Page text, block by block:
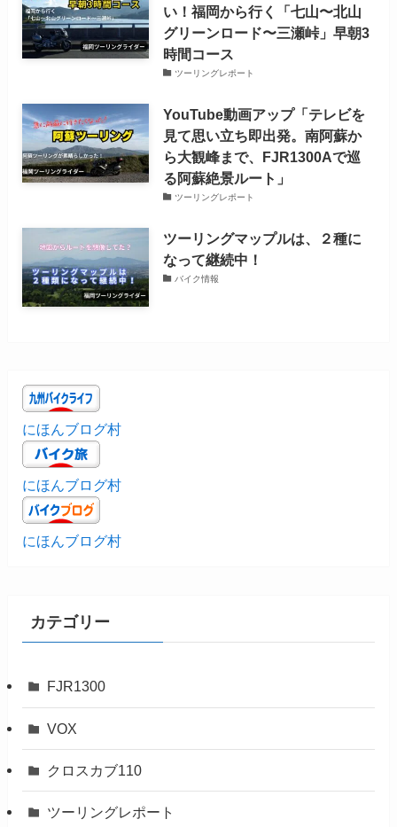
い！福岡から行く「七山〜北山
グリーンロード〜三瀬峠」早朝3
時間コース
ツーリングレポート
YouTube動画アップ「テレビを
見て思い立ち即出発。南阿蘇か
ら大観峰まで、FJR1300Aで巡
る阿蘇絶景ルート」
ツーリングレポート
ツーリングマップルは、２種に
なって継続中！
バイク情報
にほんブログ村
にほんブログ村
にほんブログ村
カテゴリー
FJR1300
VOX
クロスカブ110
ツーリングレポート